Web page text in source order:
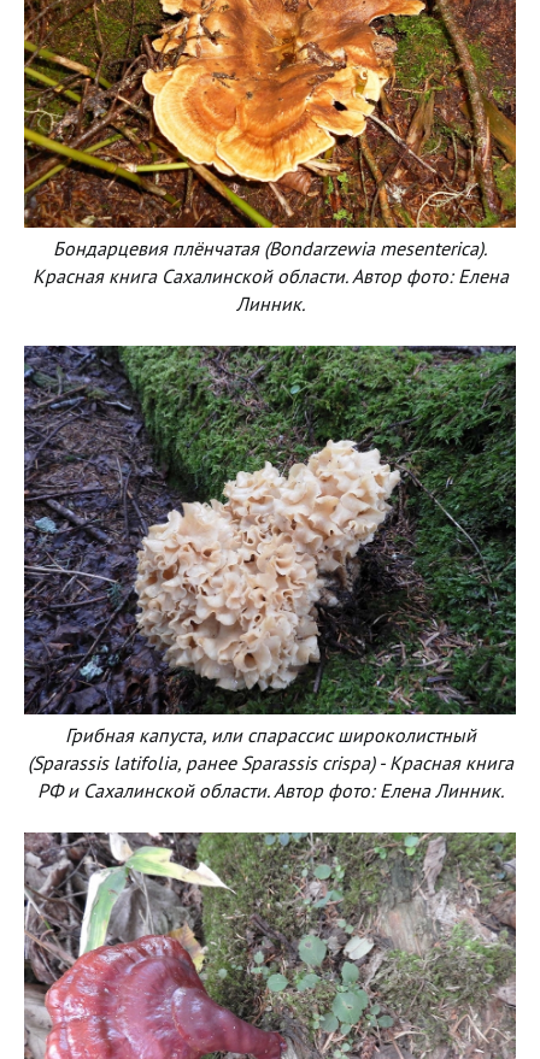
Бондарцевия плёнчатая (Bondarzewia mesenterica).
Красная книга Сахалинской области. Автор фото: Елена
Линник.
Грибная капуста, или спарассис широколистный
(Sparassis latifolia, ранее Sparassis crispa) - Красная книга
РФ и Сахалинской области. Автор фото: Елена Линник.